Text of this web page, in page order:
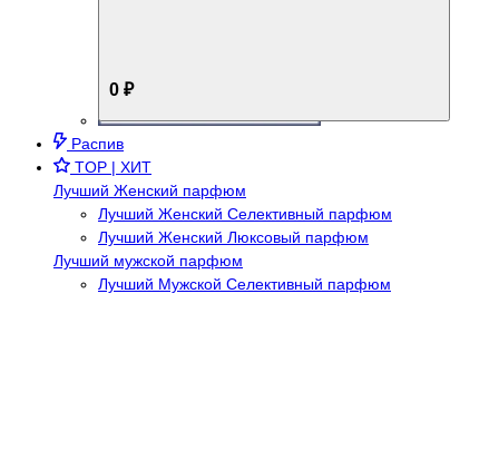
0 ₽
Распив
TOP | ХИТ
Лучший Женский парфюм
Лучший Женский Селективный парфюм
Лучший Женский Люксовый парфюм
Лучший мужской парфюм
Лучший Мужской Селективный парфюм